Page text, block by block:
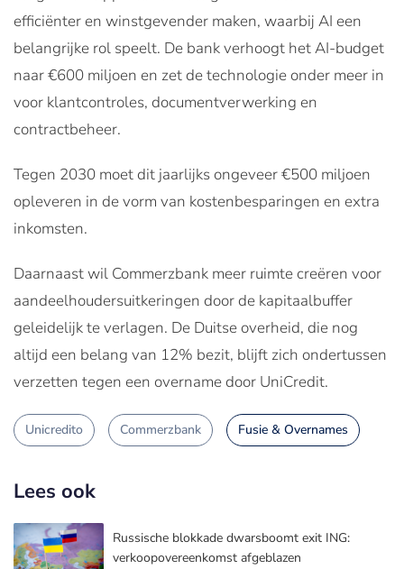
efficiënter en winstgevender maken, waarbij AI een
belangrijke rol speelt. De bank verhoogt het AI-budget
naar €600 miljoen en zet de technologie onder meer in
voor klantcontroles, documentverwerking en
contractbeheer.
Tegen 2030 moet dit jaarlijks ongeveer €500 miljoen
opleveren in de vorm van kostenbesparingen en extra
inkomsten.
Daarnaast wil Commerzbank meer ruimte creëren voor
aandeelhoudersuitkeringen door de kapitaalbuffer
geleidelijk te verlagen. De Duitse overheid, die nog
altijd een belang van 12% bezit, blijft zich ondertussen
verzetten tegen een overname door UniCredit.
Unicredito Commerzbank Fusie & Overnames
Lees ook
Russische blokkade dwarsboomt exit ING:
verkoopovereenkomst afgeblazen